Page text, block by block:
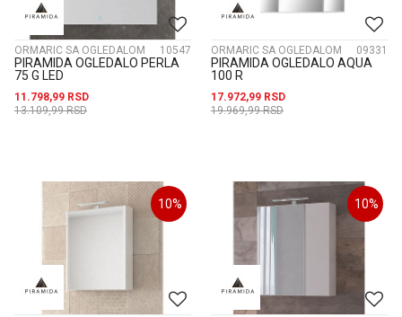
ORMARIC SA OGLEDALOM 10547
PIRAMIDA OGLEDALO PERLA
75 G LED
11.798,99 RSD
13.109,99RSD
ORMARIC SA OGLEDALOM 09331
PIRAMIDA OGLEDALO AQUA
100 R
17.972,99 RSD
19.969,99RSD
10% 10%